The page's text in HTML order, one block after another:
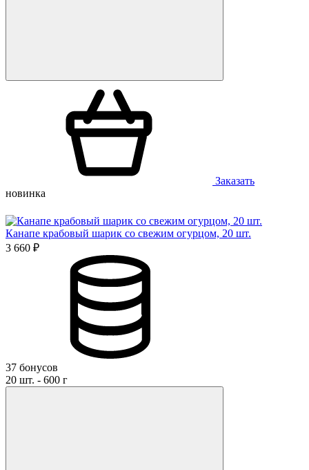
Заказать
новинка
Канапе крабовый шарик со свежим огурцом, 20 шт.
3 660 ₽
37 бонусов
20 шт. - 600 г